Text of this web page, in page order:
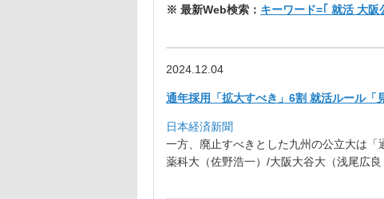
※ 最新Web検索： キーワード=｢ 就活 大阪
2024.12.04
通年採用「拡大すべき」6割 就活ルール「
日本経済新聞
一方、廃止すべきとした九州の公立大は「
薬科大（佐野浩一）/大阪大谷大 （浅尾広良